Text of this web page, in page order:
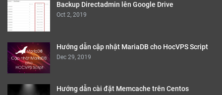
Backup Directadmin lên Google Drive
Oct 2, 2019
Hướng dẫn cập nhật MariaDB cho HocVPS Script
Dec 29, 2019
Hướng dẫn cài đặt Memcache trên Centos